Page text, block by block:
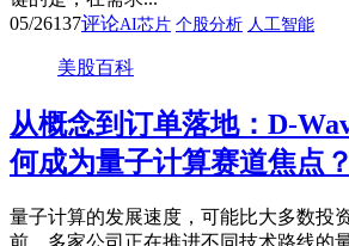
05/26137评论AI芯片 个股分析 人工智能
美股百科
从概念到订单落地：D-
何成为量子计算赛道焦点？
量子计算的发展速度，可能比大多数投